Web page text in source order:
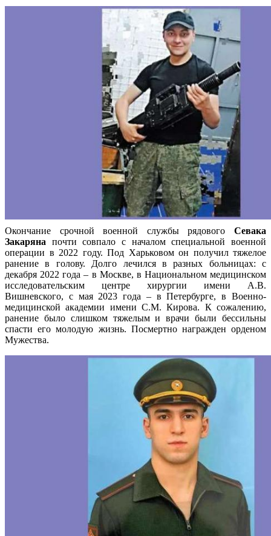
Окончание срочной военной службы рядового Севака
Закаряна почти совпало с началом специальной военной
операции в 2022 году. Под Харьковом он получил тяжелое
ранение в голову. Долго лечился в разных больницах: с
декабря 2022 года – в Москве, в Национальном медицинском
исследовательским центре хирургии имени А.В.
Вишневского, с мая 2023 года – в Петербурге, в Военно-
медицинской академии имени С.М. Кирова. К сожалению,
ранение было слишком тяжелым и врачи были бессильны
спасти его молодую жизнь. Посмертно награжден орденом
Мужества.